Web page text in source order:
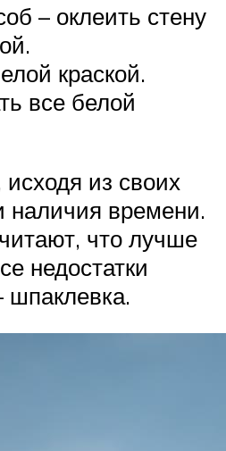
– оклеить стену
краской.
все белой
из своих
наличия времени.
что лучше
недостатки
шпаклевка.